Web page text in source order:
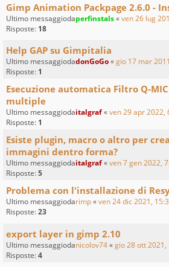
Gimp Animation Packpage 2.6.0 -
Ultimo messaggiodaperfinstals«ven 26 lug
Risposte: 18
Help GAP su Gimpitalia
Ultimo messaggiodadonGoGo«gio 17 mar
Risposte: 1
Esecuzione automatica Filtro Q-
multiple
Ultimo messaggiodaitalgraf«ven 29 apr 2022,
Risposte: 1
Esiste plugin, macro o altro per
immagini dentro forma?
Ultimo messaggiodaitalgraf«ven 7 gen 2022,
Risposte:5
Problema con l'installazione di
Ultimo messaggiodarimp«ven 24 dic 2021,
Risposte:23
export layer in gimp 2.10
Ultimo messaggiodanicolov74«gio 28 ott 2021,
Risposte:4